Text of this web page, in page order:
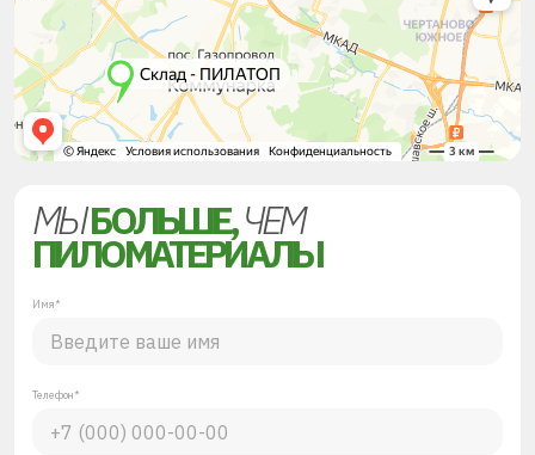
МЫБОЛЬШЕ,ЧЕМ
ПИЛОМАТЕРИАЛЫ
Имя*
Телефон*